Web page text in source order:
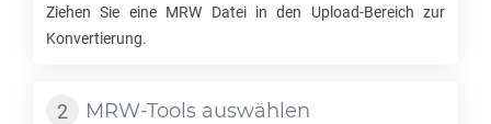
Ziehen Sie eine MRW Datei in den Upload-Bereich zur
Konvertierung.
MRW-Tools auswählen